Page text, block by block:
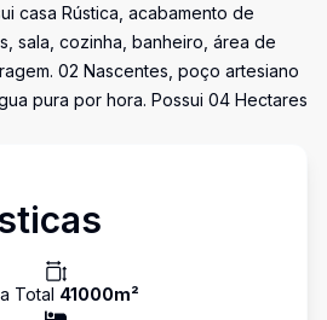
casa Rústica, acabamento de
sala, cozinha, banheiro, área de
02 Nascentes, poço artesiano
pura por hora. Possui 04 Hectares
Total 41000m²